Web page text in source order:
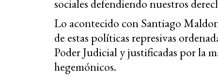
sociales defendiendo nuestros
Lo acontecido con Santiago
de estas políticas represivas
Poder Judicial y justificadas por la
hegemónicos.